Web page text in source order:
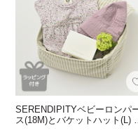
SERENDIPITYベビーロンパ
ス(18M)とバケットハット(L)